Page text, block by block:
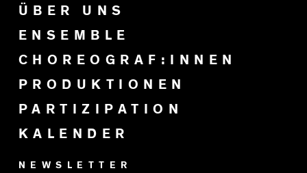
ÜBER UNS
ENSEMBLE
CHOREOGRAF:INNEN
PRODUKTIONEN
PARTIZIPATION
KALENDER
NEWSLETTER